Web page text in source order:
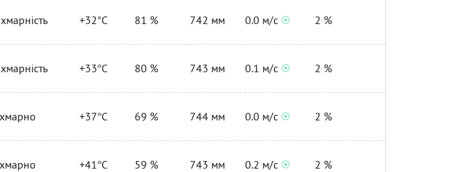
+32°C 81 % 742 мм 0.0 м/с 2 %
+33°C 80 % 743 мм 0.1 м/с 2 %
+37°C 69 % 744 мм 0.0 м/с 2 %
+41°C 59 % 743 мм 0.2 м/с 2 %